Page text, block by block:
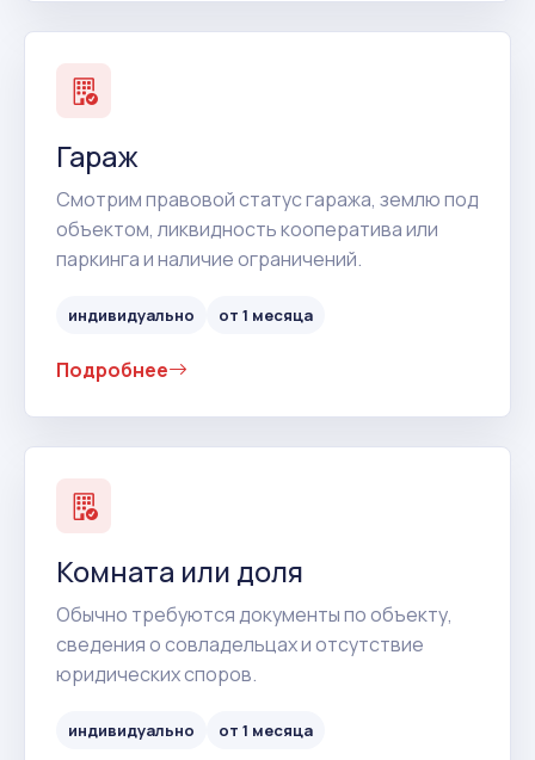
Гараж
Смотрим правовой статус гаража, землю под
объектом, ликвидность кооператива или
паркинга и наличие ограничений.
индивидуально от 1 месяца
Подробнее
Комната или доля
Обычно требуются документы по объекту,
сведения о совладельцах и отсутствие
юридических споров.
индивидуально от 1 месяца